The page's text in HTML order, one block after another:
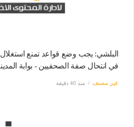
البلشي: يجب وضع قواعد تمنع
في انتحال صفة الصحفيين - بوابة
غير مصنف منذ 40 دقيقة